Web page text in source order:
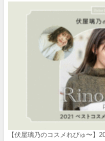
【伏屋璃乃のコスメれびゅ〜】